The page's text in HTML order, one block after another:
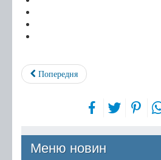
Друковані видання
Архів публікацій
Попередня
Меню новин